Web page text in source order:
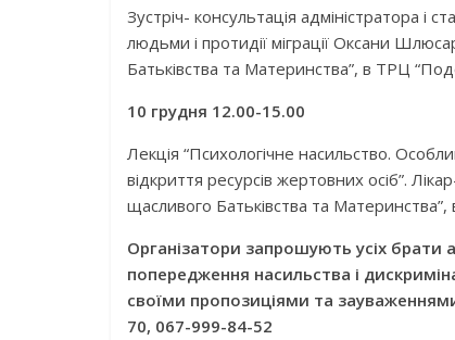
Зустріч- консультація адміністратора і
людьми і протидії міграції Оксани
Батьківства та Материнства”, в ТРЦ
10 грудня 12.00-15.00
Лекція “Психологічне насильство.
відкриття ресурсів жертовних осіб”.
щасливого Батьківства та
Організатори запрошують усіх брати
попередження насильства і
своїми пропозиціями та
70, 067-999-84-52